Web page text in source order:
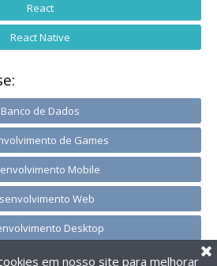
React
React Native
Banco de Dados
de Games
Mobile
Web
Desktop
em nosso site para melhorar